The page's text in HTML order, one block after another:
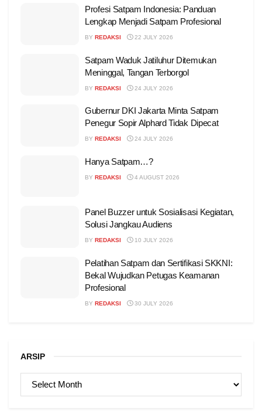
Profesi Satpam Indonesia: Panduan
Lengkap Menjadi Satpam Profesional
BY REDAKSI 22 JULY 2026
Satpam Waduk Jatiluhur Ditemukan
Meninggal, Tangan Terborgol
BY REDAKSI 24 JULY 2026
Gubernur DKI Jakarta Minta Satpam
Penegur Sopir Alphard Tidak Dipecat
BY REDAKSI 24 JULY 2026
Hanya Satpam…?
BY REDAKSI 4 AUGUST 2026
Panel Buzzer untuk Sosialisasi Kegiatan,
Solusi Jangkau Audiens
BY REDAKSI 10 JULY 2026
Pelatihan Satpam dan Sertifikasi SKKNI:
Bekal Wujudkan Petugas Keamanan
Profesional
BY REDAKSI 30 JULY 2026
ARSIP
ARSIP